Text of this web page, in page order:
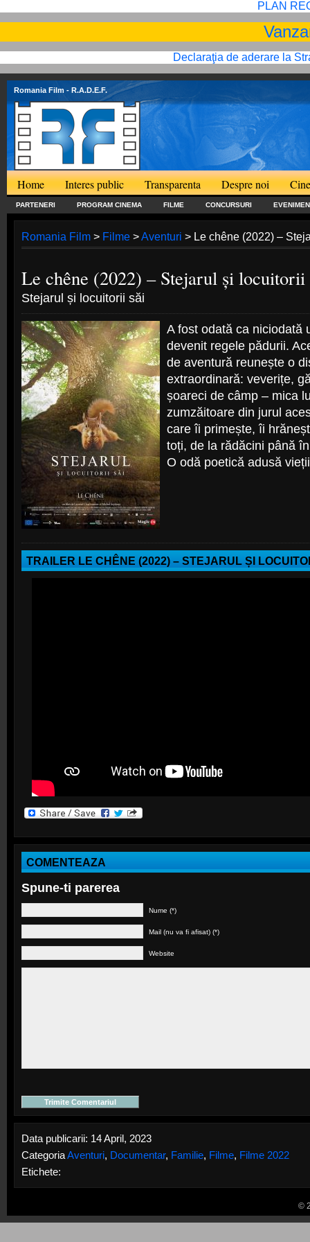
PLAN
Declaraţia de aderare la
Romania Film - R.A.D.E.F.
Home Interes public Transparenta Despre noi
PARTENERI PROGRAM CINEMA FILME CONCURSURI
Romania Film> Filme>Aventuri > Le chêne (2022) –
Le chêne (2022) – Stejarul și locuitorii
Stejarul și locuitorii săi
A fost odată ca niciodată
devenit regele pădurii.
de aventură reunește o
extraordinară: veverițe,
șoareci de câmp – mica
zumzăitoare din jurul
care îi primește, îi
toți, de la rădăcini până
O odă poetică adusă
TRAILER LE CHÊNE (2022) – STEJARUL ȘI
COMENTEAZA
Spune-ti parerea
Nume (*)
Mail (nu va fi afisat) (*)
Website
Data publicarii: 14 April, 2023
CategoriaAventuri, Documentar, Familie, Filme, Filme 2022
Etichete:
©